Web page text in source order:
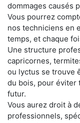
dommages causés
Vous pourrez
nos techniciens en
temps, et chaque
Une structure
capricornes,
ou lyctus se trouve
du bois, pour éviter
futur.
Vous aurez droit à
professionnels,